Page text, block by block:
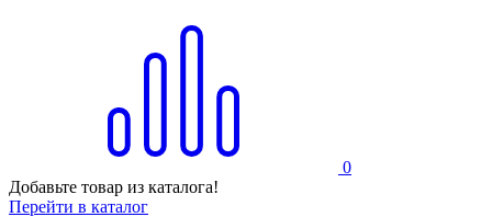
0
Добавьте товар из каталога!
Перейти в каталог